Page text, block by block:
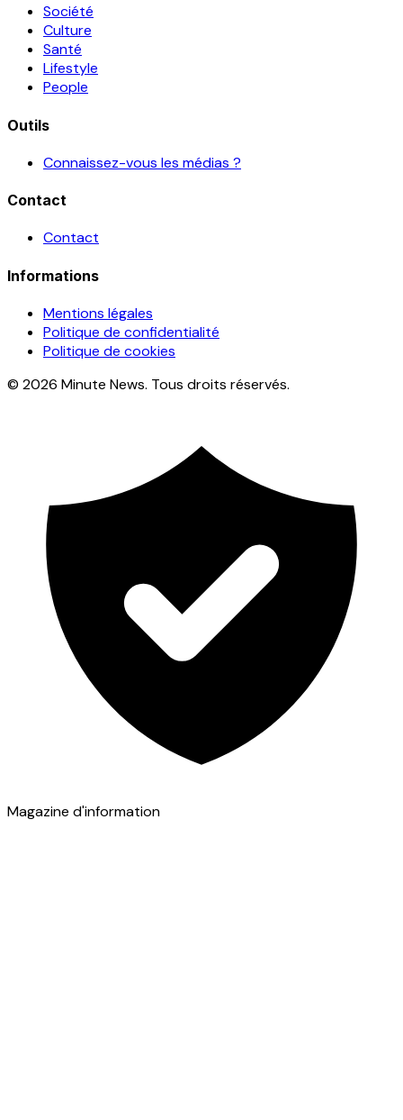
Société
Culture
Santé
Lifestyle
People
Outils
Connaissez-vous les médias ?
Contact
Contact
Informations
Mentions légales
Politique de confidentialité
Politique de cookies
© 2026 Minute News. Tous droits réservés.
Magazine d'information